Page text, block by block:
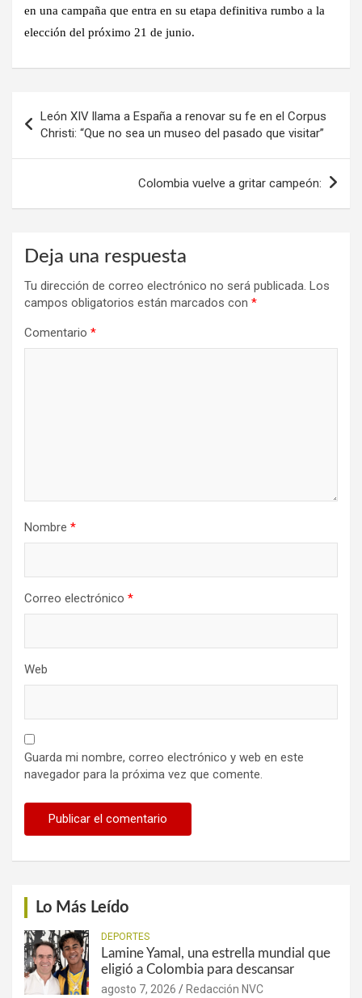
en una campaña que entra en su etapa definitiva rumbo a la
elección del próximo 21 de junio.
de
entradas
León XIV llama a España a renovar su fe en el Corpus
Christi: “Que no sea un museo del pasado que visitar”
Colombia vuelve a gritar campeón:
Deja una respuesta
Tu dirección de correo electrónico no será publicada. Los
campos obligatorios están marcados con *
Comentario *
Nombre *
Correo electrónico *
Web
Guarda mi nombre, correo electrónico y web en este
navegador para la próxima vez que comente.
Lo Más Leído
DEPORTES
Lamine Yamal, una estrella mundial que
eligió a Colombia para descansar
agosto 7, 2026 Redacción NVC